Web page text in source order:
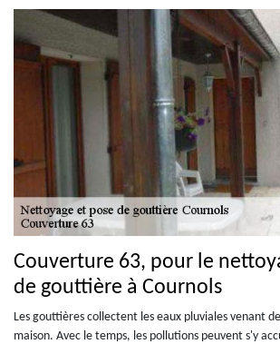
Couverture 63, pour le
de gouttière à Cournols
Les gouttières collectent les eaux pluviales venant
maison. Avec le temps, les pollutions peuvent s'y